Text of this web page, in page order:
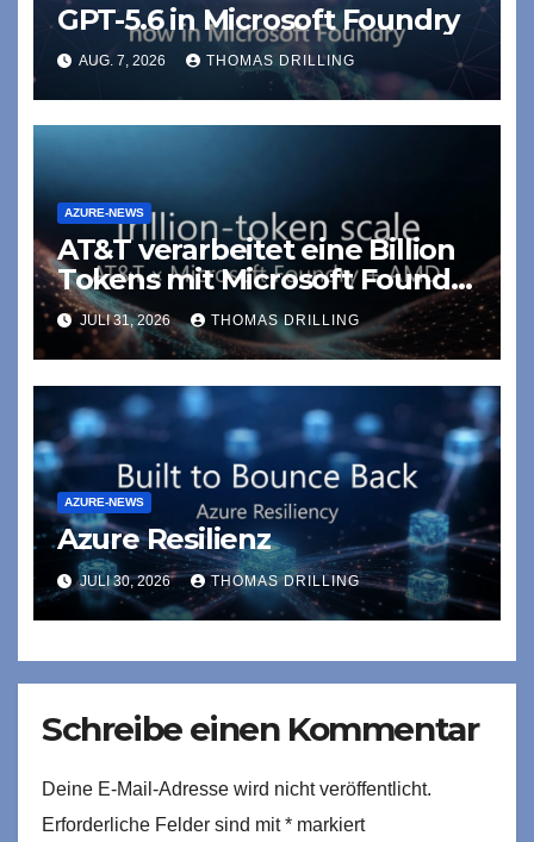
GPT-5.6 in Microsoft Foundry
AUG. 7, 2026 THOMAS DRILLING
AZURE-NEWS
AT&T verarbeitet eine Billion
Tokens mit Microsoft Foundry
und AMD auf Azure
JULI 31, 2026 THOMAS DRILLING
AZURE-NEWS
Azure Resilienz
JULI 30, 2026 THOMAS DRILLING
Schreibe einen Kommentar
Deine E-Mail-Adresse wird nicht veröffentlicht.
Erforderliche Felder sind mit* markiert